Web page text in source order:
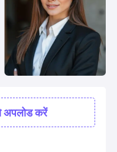
अपलोड करें